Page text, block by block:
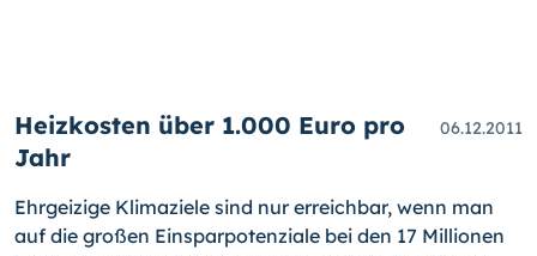
Heizkosten über 1.000 Euro pro
Jahr
06.12.2011
Ehrgeizige Klimaziele sind nur erreichbar, wenn man
auf die großen Ein­spar­potenziale bei den 17 Millionen